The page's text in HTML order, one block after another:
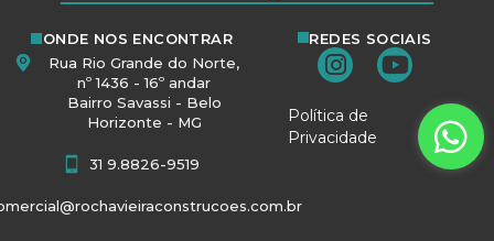
ONDE NOS ENCONTRAR
Rua Rio Grande do Norte,
nº 1436 - 16º andar
Bairro Savassi - Belo
Horizonte - MG
31 9.8826-9519
REDES SOCIAIS
Política de
Privacidade